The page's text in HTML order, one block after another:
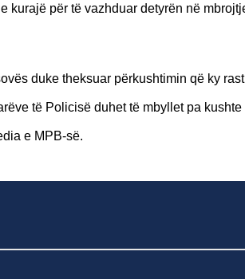
kurajë për të vazhduar detyrën në
duke theksuar përkushtimin që ky
të Policisë duhet të mbyllet pa kushte
e MPB-së.